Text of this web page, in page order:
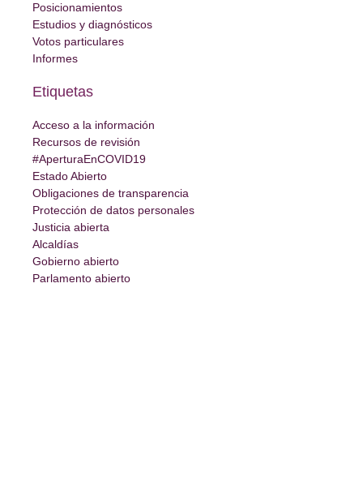
Posicionamientos
Estudios y diagnósticos
Votos particulares
Informes
Etiquetas
Acceso a la información
Recursos de revisión
#AperturaEnCOVID19
Estado Abierto
Obligaciones de transparencia
Protección de datos personales
Justicia abierta
Alcaldías
Gobierno abierto
Parlamento abierto